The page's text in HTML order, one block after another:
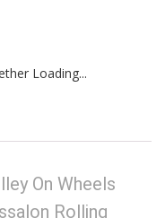
Loading...
On Wheels
Rolling